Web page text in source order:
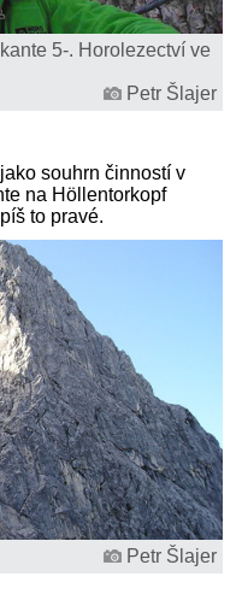
5-. Horolezectví ve
Petr Šlajer
souhrn činností v
na Höllentorkopf
to pravé.
Petr Šlajer